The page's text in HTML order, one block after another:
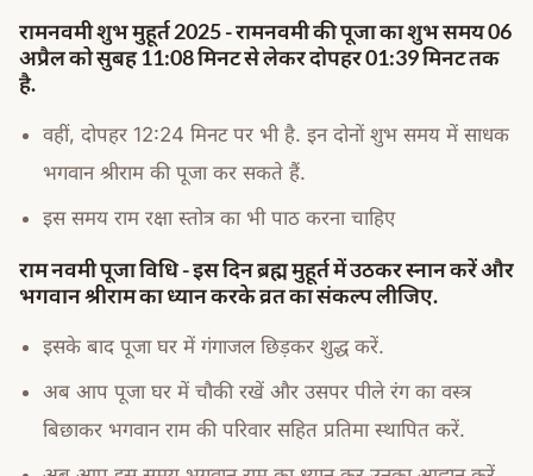
रामनवमी शुभ मुहूर्त 2025 -रामनवमी की पूजा का शुभ समय 06
अप्रैल को सुबह 11:08 मिनट से लेकर दोपहर 01:39 मिनट तक
है.
वहीं, दोपहर 12:24 मिनट पर भी है. इन दोनों शुभ समय में साधक
भगवान श्रीराम की पूजा कर सकते हैं.
इस समय राम रक्षा स्तोत्र का भी पाठ करना चाहिए
राम नवमी पूजा विधि -इस दिन ब्रह्म मुहूर्त में उठकर स्नान करें और
भगवान श्रीराम का ध्यान करके व्रत का संकल्प लीजिए.
इसके बाद पूजा घर में गंगाजल छिड़कर शुद्ध करें.
अब आप पूजा घर में चौकी रखें और उसपर पीले रंग का वस्त्र
बिछाकर भगवान राम की परिवार सहित प्रतिमा स्थापित करें.